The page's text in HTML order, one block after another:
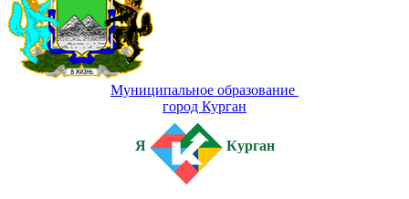
Муниципальное образование
город Курган
Я Курган